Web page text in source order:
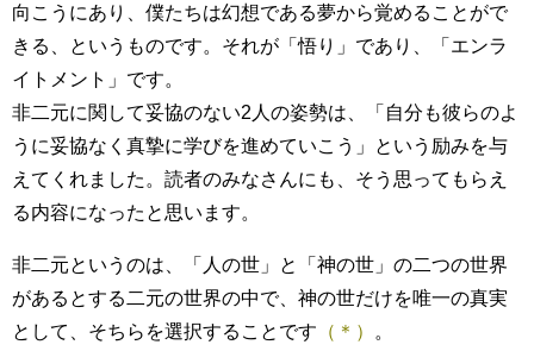
向こうにあり、僕たちは幻想である夢から覚めることがで
きる、というものです。それが「悟り」であり、「エンラ
イトメント」です。
非二元に関して妥協のない2人の姿勢は、「自分も彼らのよ
うに妥協なく真摯に学びを進めていこう」という励みを与
えてくれました。読者のみなさんにも、そう思ってもらえ
る内容になったと思います。
非二元というのは、「人の世」と「神の世」の二つの世界
があるとする二元の世界の中で、神の世だけを唯一の真実
として、そちらを選択することです （＊）